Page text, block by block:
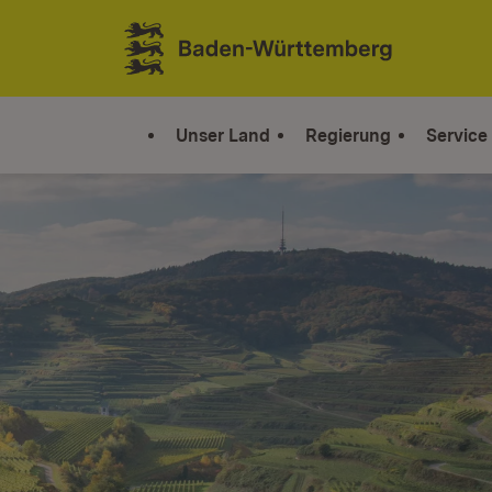
Zum Inhalt springen
Link zur Startseite
Unser Land Regierung Service